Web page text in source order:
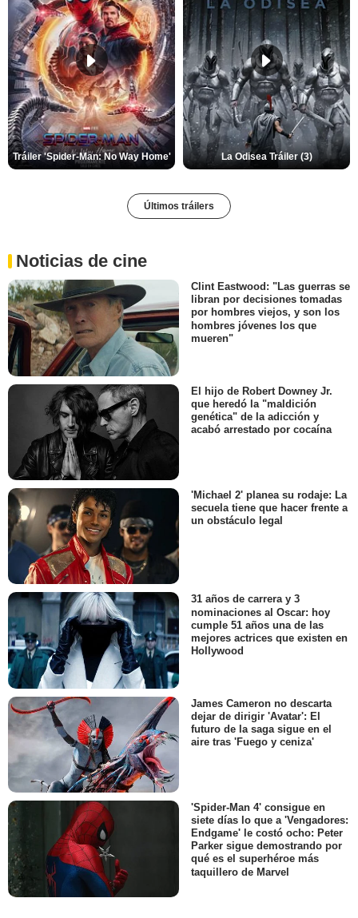
Tráiler 'Spider-Man: No Way Home' La Odisea Tráiler (3)
Últimos tráilers
Noticias de cine
Clint Eastwood: "Las guerras se
libran por decisiones tomadas
por hombres viejos, y son los
hombres jóvenes los que
mueren"
El hijo de Robert Downey Jr.
que heredó la "maldición
genética" de la adicción y
acabó arrestado por cocaína
'Michael 2' planea su rodaje: La
secuela tiene que hacer frente a
un obstáculo legal
31 años de carrera y 3
nominaciones al Oscar: hoy
cumple 51 años una de las
mejores actrices que existen en
Hollywood
James Cameron no descarta
dejar de dirigir 'Avatar': El
futuro de la saga sigue en el
aire tras 'Fuego y ceniza'
'Spider-Man 4' consigue en
siete días lo que a 'Vengadores:
Endgame' le costó ocho: Peter
Parker sigue demostrando por
qué es el superhéroe más
taquillero de Marvel